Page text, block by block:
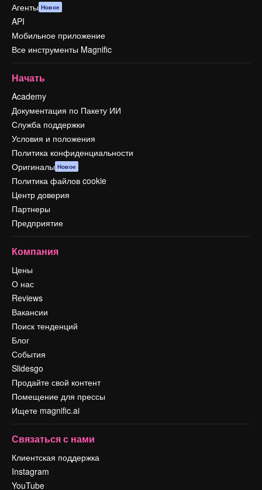
Агенты Новое
API
Мобильное приложение
Все инструменты Magnific
Начать
Academy
Документация по Пакету ИИ
Служба поддержки
Условия и положения
Политика конфиденциальности
Оригиналы Новое
Политика файлов cookie
Центр доверия
Партнеры
Предприятие
Компания
Цены
О нас
Reviews
Вакансии
Поиск тенденций
Блог
События
Slidesgo
Продайте свой контент
Помещение для прессы
Ищете magnific.ai
Связаться с нами
Клиентская поддержка
Instagram
YouTube